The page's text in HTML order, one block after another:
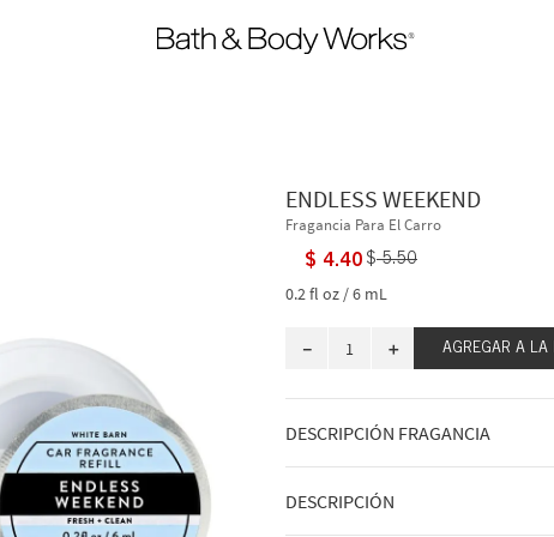
ENDLESS WEEKEND
Fragancia Para El Carro
$ 4.40 $ 5.50
0.2 fl oz / 6 mL
＋
－ AGREGAR A LA
DESCRIPCIÓN FRAGANCIA
A qué huele: un fin de semana dulce
desearías que nunca terminara.
DESCRIPCIÓN